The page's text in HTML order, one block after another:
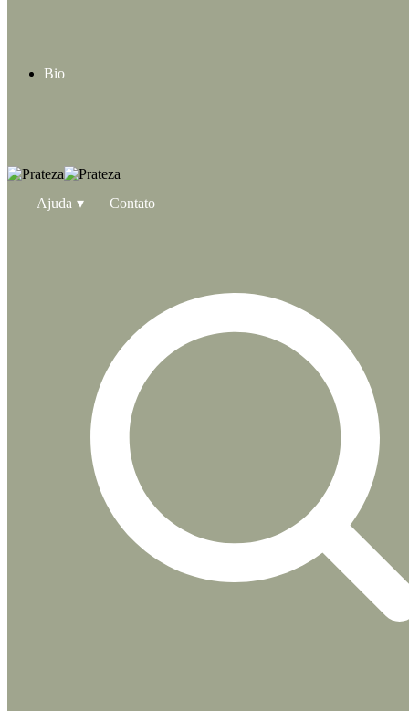
Bio
Ajuda Contato